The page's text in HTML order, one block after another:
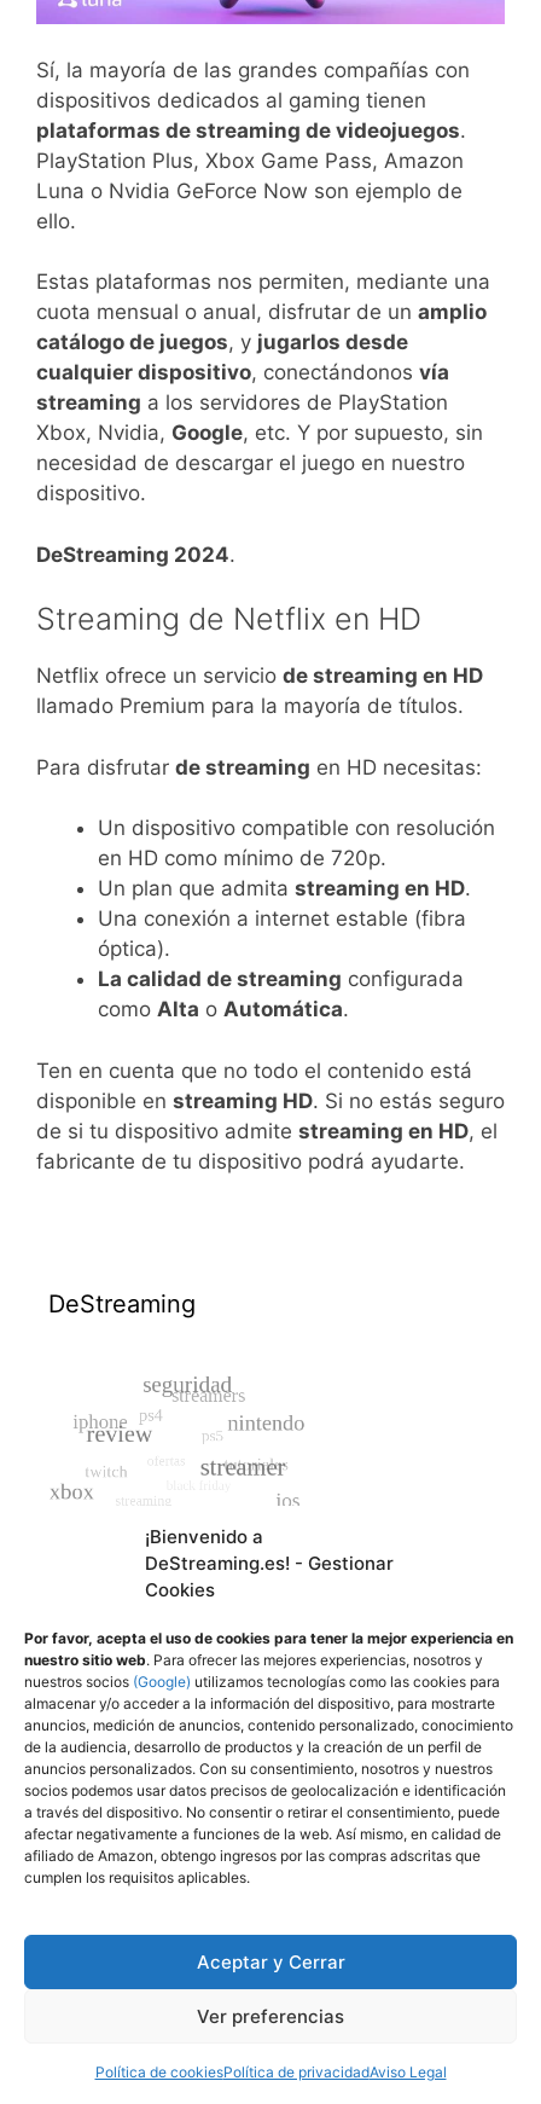
¡Bienvenido a
DeStreaming.es! - Gestionar
Cookies
Por favor, acepta el uso de cookies para tener la mejor experiencia en
nuestro sitio web. Para ofrecer las mejores experiencias, nosotros y
nuestros socios (Google) utilizamos tecnologías como las cookies para
almacenar y/o acceder a la información del dispositivo, para mostrarte
anuncios, medición de anuncios, contenido personalizado, conocimiento
de la audiencia, desarrollo de productos y la creación de un perfil de
anuncios personalizados. Con su consentimiento, nosotros y nuestros
socios podemos usar datos precisos de geolocalización e identificación
a través del dispositivo. No consentir o retirar el consentimiento, puede
afectar negativamente a funciones de la web. Así mismo, en calidad de
afiliado de Amazon, obtengo ingresos por las compras adscritas que
cumplen los requisitos aplicables.
Aceptar y Cerrar
Ver preferencias
Política de cookiesPolítica de privacidadAviso Legal
Sí, la mayoría de las grandes compañías con
dispositivos dedicados al gaming tienen
plataformas de streaming de videojuegos.
PlayStation Plus, Xbox Game Pass, Amazon
Luna o Nvidia GeForce Now son ejemplo de
ello.
Estas plataformas nos permiten, mediante una
cuota mensual o anual, disfrutar de un amplio
catálogo de juegos, y jugarlos desde
cualquier dispositivo, conectándonos vía
streaming a los servidores de PlayStation
Xbox, Nvidia, Google, etc. Y por supuesto, sin
necesidad de descargar el juego en nuestro
dispositivo.
DeStreaming 2024.
Streaming de Netflix en HD
Netflix ofrece un servicio de streaming en HD
llamado Premium para la mayoría de títulos.
Para disfrutar de streaming en HD necesitas:
Un dispositivo compatible con resolución
en HD como mínimo de 720p.
Un plan que admita streaming en HD.
Una conexión a internet estable (fibra
óptica).
La calidad de streaming configurada
como Alta o Automática.
Ten en cuenta que no todo el contenido está
disponible en streaming HD. Si no estás seguro
de si tu dispositivo admite streaming en HD, el
fabricante de tu dispositivo podrá ayudarte.
DeStreaming
Ofertas favoritas de los lectores:
Playstation 5 Consola Digital Modelo
Slim
Ultimas entradas: